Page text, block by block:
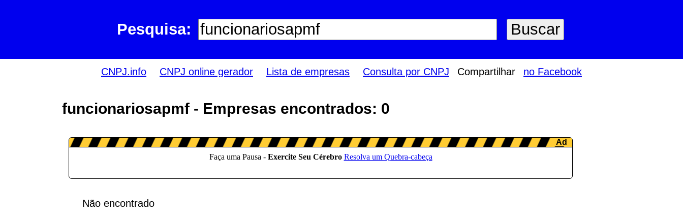
Pesquisa:
CNPJ.info CNPJ online gerador Lista de empresas Consulta por CNPJ Compartilhar no Facebook
funcionariosapmf - Empresas encontrados: 0
Não encontrado